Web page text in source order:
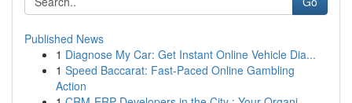
Published News
1 Diagnose My Car: Get Instant Online Vehicle Dia...
1 Speed Baccarat: Fast-Paced Online Gambling
Action